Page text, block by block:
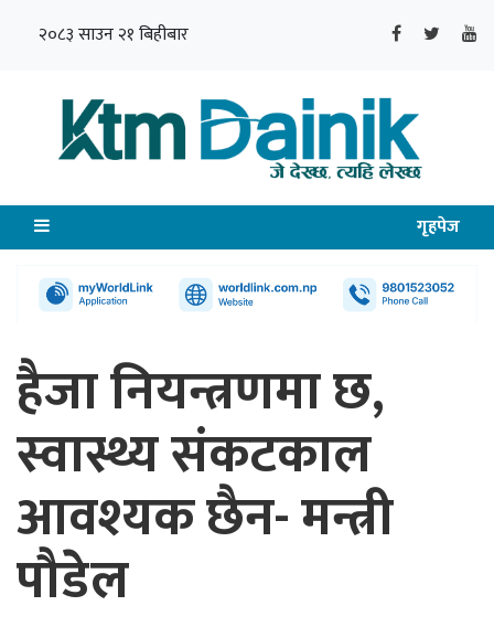
२०८३ साउन २१ बिहीबार
गृहपेज
हैजा नियन्त्रणमा छ,
स्वास्थ्य संकटकाल
आवश्यक छैन- मन्त्री
पौडेल